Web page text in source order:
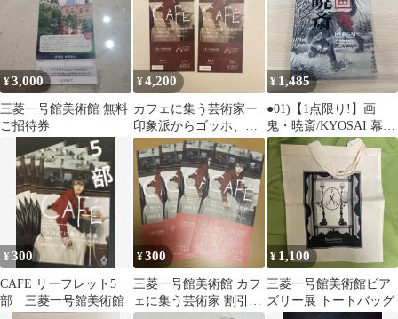
¥3,000
三菱一号館美術館 無料
ご招待券
¥4,200
カフェに集う芸術家ー
印象派からゴッホ、ロ
ートレック、ピカソま
で 招待券２枚
¥ 1,485
●01)【1点限り!】画
鬼・暁斎/KYOSAI 幕末
明治のスター絵師と弟
子コンドル/三菱一号館
美術館/2015年/絵画/A
¥300
CAFE リーフレット5
部 三菱一号館美術館
¥300
三菱一号館美術館 カフ
ェに集う芸術家 割引券
¥ 1,100
三菱一号館美術館ビア
ズリー展 トートバッグ